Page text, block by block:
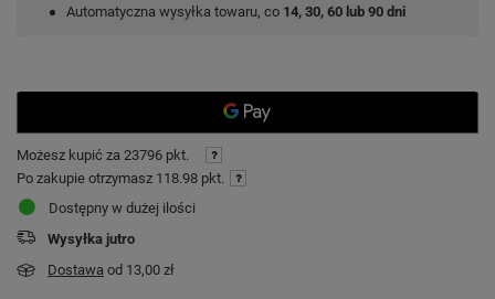
Automatyczna wysyłka towaru, co 14, 30, 60 lub 90 dni
Możesz kupić za 23796 pkt.
Po zakupie otrzymasz 118.98 pkt.
Dostępny w dużej ilości
Wysyłka jutro
Dostawa od 13,00 zł